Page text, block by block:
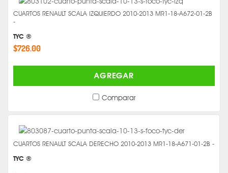
CUARTOS RENAULT SCALA IZQUIERDO 2010-2013 MR1-18-A672-01-2B
-
TYC ®
$726.00
AGREGAR
Comparar
CUARTOS RENAULT SCALA DERECHO 2010-2013 MR1-18-A671-01-2B -
TYC ®